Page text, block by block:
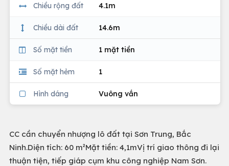
Chiều rộng đất 4.1m
Chiều dài đất 14.6m
Số mặt tiền 1 mặt tiền
Số mặt hẻm 1
Hình dáng Vuông vắn
CC cần chuyển nhượng lô đất tại Sơn Trung, Bắc
Ninh.Diện tích: 60 m²Mặt tiền: 4,1mVị trí giao thông đi lại
thuận tiện, tiếp giáp cụm khu công nghiệp Nam Sơn.